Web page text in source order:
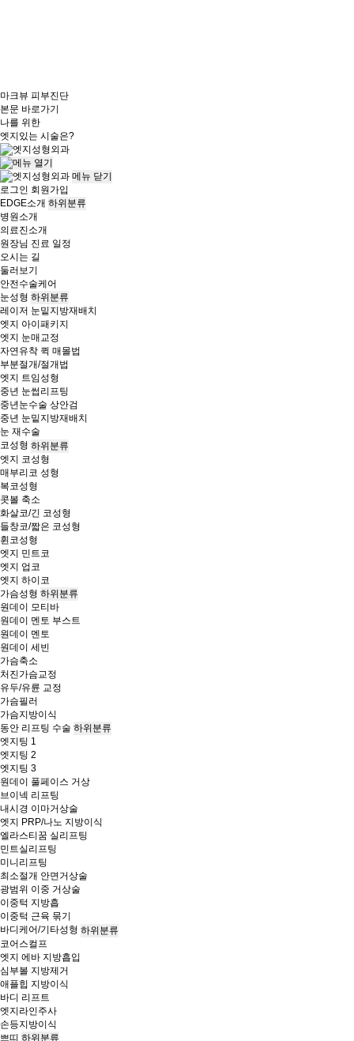
마크뷰 피부진단
본문 바로가기
나를 위한
엣지있는 시술은?
메뉴 닫기
로그인 회원가입
EDGE소개 하위분류
병원소개
의료진소개
원장님 진료 일정
오시는 길
둘러보기
안전수술케어
눈성형 하위분류
레이저 눈밑지방재배치
엣지 아이패키지
엣지 눈매교정
자연유착 퀵 매몰법
부분절개/절개법
엣지 트임성형
중년 눈썹리프팅
중년눈수술 상안검
중년 눈밑지방재배치
눈 재수술
코성형 하위분류
엣지 코성형
매부리코 성형
복코성형
콧볼 축소
화살코/긴 코성형
들창코/짧은 코성형
휜코성형
엣지 민트코
엣지 업코
엣지 하이코
가슴성형 하위분류
원데이 모티바
원데이 멘토 부스트
원데이 멘토
원데이 세빈
가슴축소
처진가슴교정
유두/유륜 교정
가슴필러
가슴지방이식
동안 리프팅 수술 하위분류
엣지팅 1
엣지팅 2
엣지팅 3
원데이 풀페이스 거상
브이넥 리프팅
내시경 이마거상술
엣지 PRP/나노 지방이식
엘라스티꿈 실리프팅
민트실리프팅
미니리프팅
최소절개 안면거상술
광범위 이중 거상술
이중턱 지방흡
이중턱 근육 묶기
바디케어/기타성형 하위분류
코어스컬프
엣지 에바 지방흡입
심부볼 지방제거
애플힙 지방이식
바디 리프트
엣지라인주사
손등지방이식
쁘띠 하위분류